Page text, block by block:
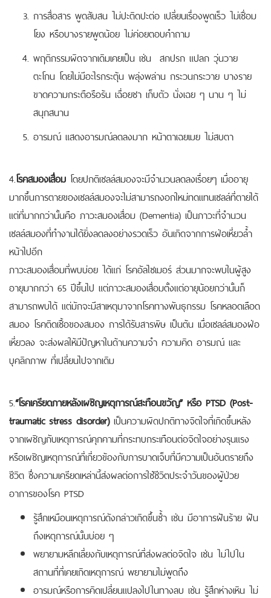
การสื่อสาร พูดสับสน ไม่ปะติดปะต่อ เปลี่ยนเรื่องพูดเร็ว ไม่เชื่อม
โยง หรือบางรายพูดน้อย ไม่ค่อยตอบคำถาม
พฤติกรรมผิดจากเดิมเคยเป็น เช่น สกปรก แปลก วุ่นวาย
ตะโกน โดยไม่มีอะไรกระตุ้น พลุ่งพล่าน กระวนกระวาย บางราย
ขาดความกระตือรือร้น เฉื่อยชา เก็บตัว นั่งเฉย ๆ นาน ๆ ไม่
สนุกสนาน
อารมณ์ แสดงอารมณ์ลดลงมาก หน้าตาเฉยเมย ไม่สบตา
4.โรคสมองเสื่อม โดยปกติเซลล์สมองจะมีจำนวนลดลงเรื่อยๆ เมื่ออายุ
มากขึ้นการตายของเซลล์สมองจะไม่สามารถงอกใหม่ทดแทนเซลล์ที่ตายได้
แต่ที่มากกว่านั้นคือ ภาวะสมองเสื่อม (Dementia) เป็นภาวะที่จำนวน
เซลล์สมองที่ทำงานได้ยิ่งลดลงอย่างรวดเร็ว อันเกิดจากการฝ่อเหี่ยวล้ำ
หน้าไปอีก
ภาวะสมองเสื่อมที่พบบ่อย ได้แก่ โรคอัลไซเมอร์ ส่วนมากจะพบในผู้สูง
อายุมากกว่า 65 ปีขึ้นไป แต่ภาวะสมองเสื่อมตั้งแต่อายุน้อยกว่านั้นก็
สามารถพบได้ แต่มักจะมีสาเหตุมาจากโรคทางพันธุกรรม โรคหลอดเลือด
สมอง โรคติดเชื้อของสมอง การได้รับสารพิษ เป็นต้น เมื่อเซลล์สมองฝ่อ
เหี่ยวลง จะส่งผลให้มีปัญหาในด้านความจำ ความคิด อารมณ์ และ
บุคลิกภาพ ที่เปลี่ยนไปจากเดิม
5.“โรคเครียดภายหลังเผชิญเหตุการณ์สะทือนขวัญ” หรือ PTSD (Post-
traumatic stress disorder)เป็นความผิดปกติทางจิตใจที่เกิดขึ้นหลัง
จากเผชิญกับเหตุการณ์คุกคามที่กระทบกระเทือนต่อจิตใจอย่างรุนแรง
หรือเผชิญเหตุการณ์ที่เกี่ยวข้องกับการบาดเจ็บที่มีความเป็นอันตรายถึง
ชีวิต ซึ่งความเครียดเหล่านี้ส่งผลต่อการใช้ชีวิตประจำวันของผู้ป่วย
อาการของโรค PTSD
รู้สึกเหมือนเหตุการณ์ดังกล่าวเกิดขึ้นซ้ำ เช่น มีอาการฝันร้าย ฝัน
ถึงเหตุการณ์นั้นบ่อย ๆ
พยายามหลีกเลี่ยงกับเหตุการณ์ที่ส่งผลต่อจิตใจ เช่น ไม่ไปใน
สถานที่ที่เคยเกิดเหตุการณ์ พยายามไม่พูดถึง
อารมณ์หรือการคิดเปลี่ยนแปลงไปในทางลบ เช่น รู้สึกห่างเหิน ไม่